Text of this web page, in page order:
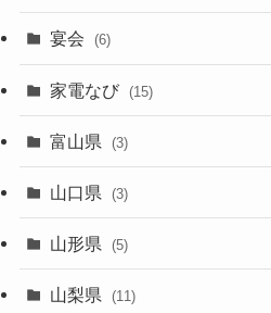
宴会 (6)
家電なび (15)
富山県 (3)
山口県 (3)
山形県 (5)
山梨県 (11)